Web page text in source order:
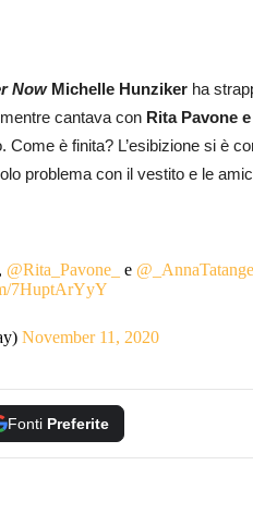
NowMichelle Hunziker ha
cantava con Rita Pavone
Come è finita? L’esibizione si è
problema con il vestito e le
@Rita_Pavone_ e
7HuptArYyY
November 11, 2020
Fonti Preferite